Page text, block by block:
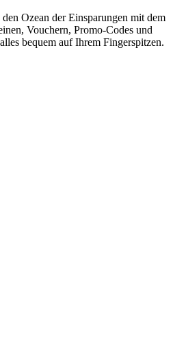
Ozean der Einsparungen mit dem
Vouchern, Promo-Codes und
bequem auf Ihrem Fingerspitzen.